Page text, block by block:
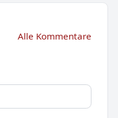
Alle Kommentare